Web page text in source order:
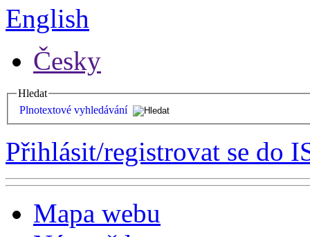
English
Česky
Hledat
Plnotextové vyhledávání
Přihlásit/registrovat se do
Mapa webu